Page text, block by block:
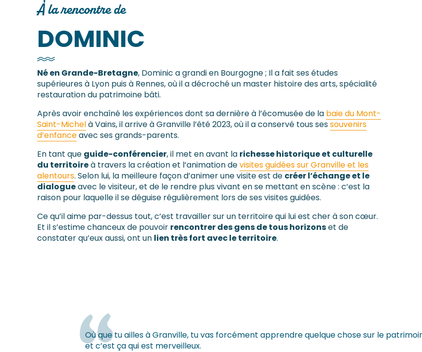
À la rencontre de
DOMINIC
Né en Grande-Bretagne, Dominic a grandi en Bourgogne ; Il a fait ses études
supérieures à Lyon puis à Rennes, où il a décroché un master histoire des arts, spécialité
restauration du patrimoine bâti.
Après avoir enchaîné les expériences dont sa dernière à l’écomusée de la baie du Mont-
Saint-Michelà Vains, il arrive à Granville l’été 2023, où il a conservé tous sessouvenirs
d’enfanceavec ses grands-parents.
En tant que guide-conférencier, il met en avant la richesse historique et culturelle
du territoireà travers la création et l’animation devisites guidées sur Granville et les
alentours. Selon lui, la meilleure façon d’animer une visite est de créer l’échange et le
dialogueavec le visiteur, et de le rendre plus vivant en se mettant en scène : c’est la
raison pour laquelle il se déguise régulièrement lors de ses visites guidées.
Ce qu’il aime par-dessus tout, c’est travailler sur un territoire qui lui est cher à son cœur.
Et il s’estime chanceux de pouvoir rencontrer des gens de tous horizonset de
constater qu’eux aussi, ont un lien très fort avec le territoire.
Où que tu ailles à Granville, tu vas forcément apprendre quelque chose sur le
et c’est ça qui est merveilleux.